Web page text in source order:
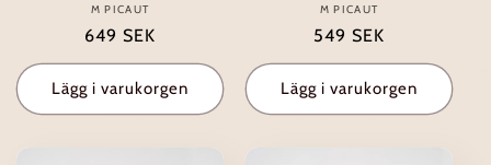
Säljare:
M PICAUT
Ordinarie
pris
649 SEK
Lägg i varukorgen
Säljare:
M PICAUT
Ordinarie
pris
549 SEK
Lägg i varukorgen